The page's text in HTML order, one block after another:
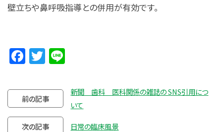
壁立ちや鼻呼吸指導との併用が有効です。
Facebook
Twitter
前の記事
新聞 歯科 医科関係の雑誌の SNS引用につ
いて
次の記事 日常の臨床風景